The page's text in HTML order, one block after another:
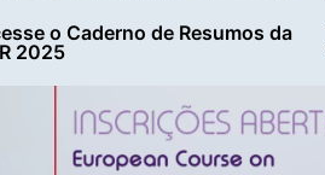
o Caderno de Resumos da
2025